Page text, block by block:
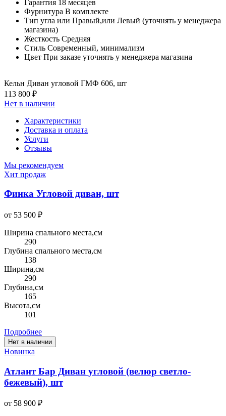
Гарантия 18 месяцев
Фурнитура В комплекте
Тип угла или Правый,или Левый (уточнять у менеджера
магазина)
Жесткость Средняя
Стиль Современный, минимализм
Цвет При заказе уточнять у менеджера магазина
Кельн Диван угловой ГМФ 606, шт
113 800 ₽
Нет в наличии
Характеристики
Доставка и оплата
Услуги
Отзывы
Мы рекомендуем
Хит продаж
Финка Угловой диван, шт
от 53 500 ₽
Ширина спального места,см
290
Глубина спального места,см
138
Ширина,см
290
Глубина,см
165
Высота,см
101
Подробнее
Нет в наличии
Новинка
Атлант Бар Диван угловой (велюр светло-
бежевый), шт
от 58 900 ₽